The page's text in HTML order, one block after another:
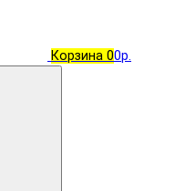
Корзина 00р.